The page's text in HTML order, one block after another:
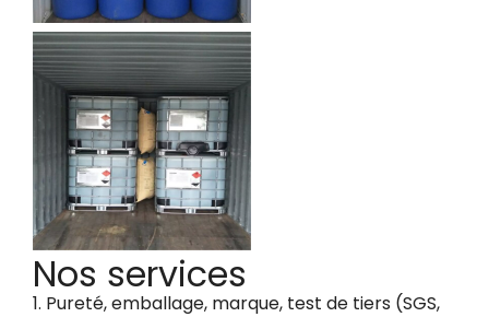
Nos services
1. Pureté, emballage, marque, test de tiers (SGS,